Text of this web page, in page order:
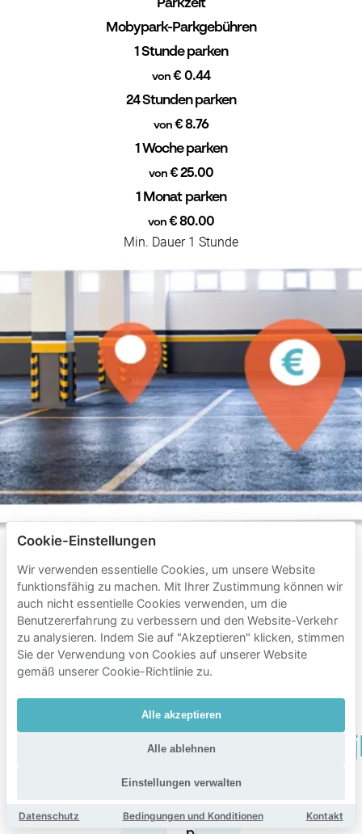
Parkzeit
Mobypark-Parkgebühren
1 Stunde parken
von € 0.44
24 Stunden parken
von€ 8.76
1 Woche parken
von€ 25.00
1 Monat parken
von€ 80.00
Min. Dauer 1 Stunde
Häufig
gestellte
Fragen
zum
Parken
in
Oosterparkwijk
Cookie-Einstellungen
Wir verwenden essentielle Cookies, um unsere Website
funktionsfähig zu machen. Mit Ihrer Zustimmung können wir
auch nicht essentielle Cookies verwenden, um die
Benutzererfahrung zu verbessern und den Website-Verkehr
zu analysieren. Indem Sie auf "Akzeptieren" klicken, stimmen
Sie der Verwendung von Cookies auf unserer Website
gemäß unserer Cookie-Richtlinie zu.
Alle akzeptieren
Alle ablehnen
Einstellungen verwalten
Datenschutz Bedingungen und Konditionen Kontakt